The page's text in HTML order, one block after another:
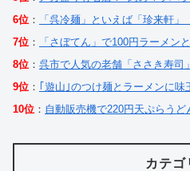
6位 ：
「呉冷麺」といえば「珍来軒」
7位 ：
「さぼてん」で100円ラーメン
8位 ： 呉市で人気の老舗「ささき寿司
9位 ： ｢遊山｣のつけ麺とラーメンに味
10位 ： 自動販売機で220円天ぷらうど
カテゴ